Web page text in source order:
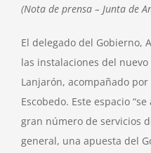
(Nota de prensa – Junta de
El delegado del Gobierno,
las instalaciones del
Lanjarón, acompañado
Escobedo. Este espacio
gran número de servicios
general, una apuesta del